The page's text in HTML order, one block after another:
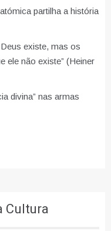
partilha a história
existe, mas os
ele não existe” (Heiner
divina” nas armas
Cultura